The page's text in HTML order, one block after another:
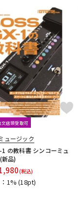
USA
Franklin
Switch FU-Tone
Frameworks
GHS
GORILLA SNOT
Gravity Guitar Picks
Tools
GUITTO
HARRY'S
HipStrap
文店頭受取可
ュージック
1 の教科書 シンコーミュ
新品)
(税込)
：1%(18pt)